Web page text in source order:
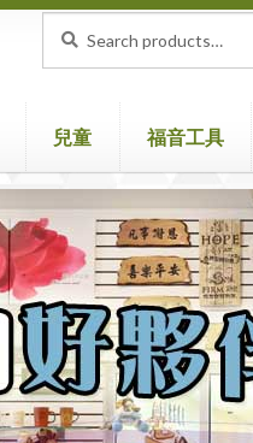
for:
兒童 福音工具
聖經機 首頁 聖經